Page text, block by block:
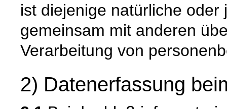
ist diejenige natürliche
gemeinsam mit anderen
Verarbeitung von
2) Datenerfassung